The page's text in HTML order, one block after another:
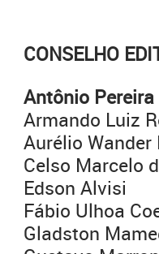
CONSELHO
Antônio
Armando Luiz
Aurélio Wander
Celso Marcelo
Edson Alvisi
Fábio Ulhoa
Gladston